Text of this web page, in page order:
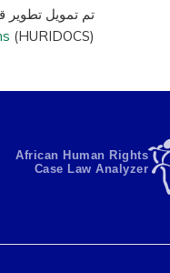
تم تمويل تطوير
(HURIDOCS).
African Human Rights
Case Law Analyzer